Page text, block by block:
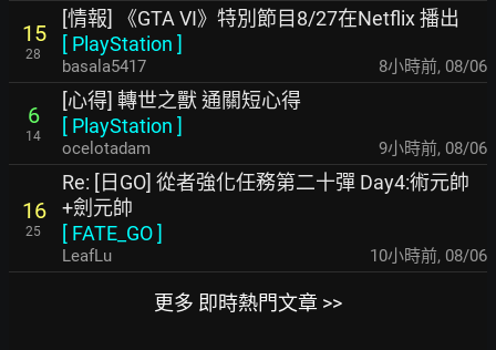
15
28
[情報] 《GTA VI》特別節目8/27在Netflix 播出
[ PlayStation ]
basala5417 8小時前, 08/06
6
14
[心得] 轉世之獸 通關短心得
[ PlayStation ]
ocelotadam 9小時前, 08/06
16
25
Re: [日GO] 從者強化任務第二十彈 Day4:術元帥
+劍元帥
[ FATE_GO]
LeafLu 10小時前, 08/06
更多 即時熱門文章 >>